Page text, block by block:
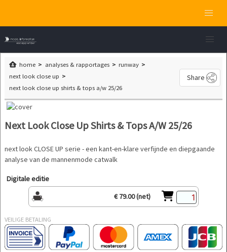
home analyses & rapportages
runway
next look close up
next look close up shirts & tops a/w 25/26
Share
Next Look Close Up Shirts & Tops A/W 25/26
next look CLOSE UP serie - een kant-en-klare verfijnde en diepgaande
analyse van de mannenmode catwalk
Digitale editie
€ 79.00 (net)
VEILIGE BETALING